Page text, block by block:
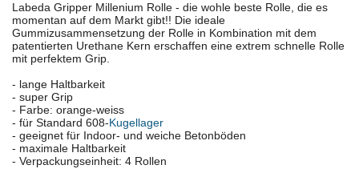
Labeda Gripper Millenium Rolle - die wohle beste Rolle, die es
momentan auf dem Markt gibt!! Die ideale
Gummizusammensetzung der Rolle in Kombination mit dem
patentierten Urethane Kern erschaffen eine extrem schnelle Rolle
mit perfektem Grip.
- lange Haltbarkeit
- super Grip
- Farbe: orange-weiss
- für Standard 608-Kugellager
- geeignet für Indoor- und weiche Betonböden
- maximale Haltbarkeit
- Verpackungseinheit: 4 Rollen